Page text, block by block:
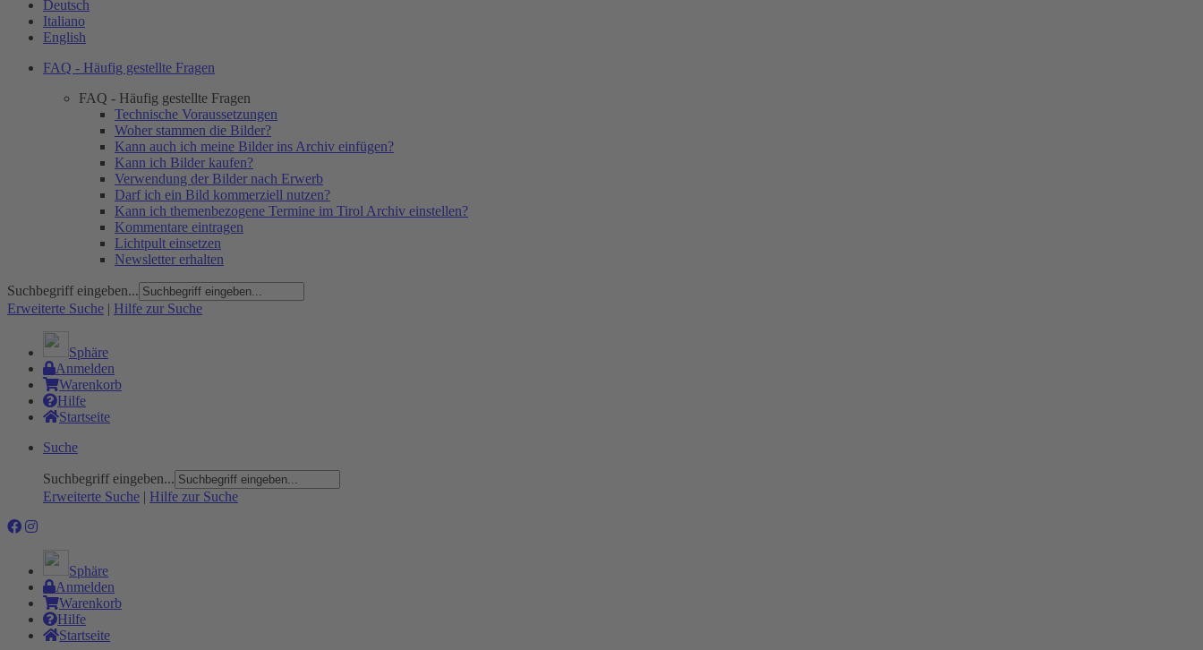
Deutsch
Italiano
English
FAQ - Häufig gestellte Fragen
FAQ - Häufig gestellte Fragen
Technische Voraussetzungen
Woher stammen die Bilder?
Kann auch ich meine Bilder ins Archiv einfügen?
Kann ich Bilder kaufen?
Verwendung der Bilder nach Erwerb
Darf ich ein Bild kommerziell nutzen?
Kann ich themenbezogene Termine im Tirol Archiv einstellen?
Kommentare eintragen
Lichtpult einsetzen
Newsletter erhalten
Suchbegriff eingeben...
Erweiterte Suche | Hilfe zur Suche
Sphäre
Anmelden
Warenkorb
Hilfe
Startseite
Suche
Suchbegriff eingeben...
Erweiterte Suche | Hilfe zur Suche
Sphäre
Anmelden
Warenkorb
Hilfe
Startseite